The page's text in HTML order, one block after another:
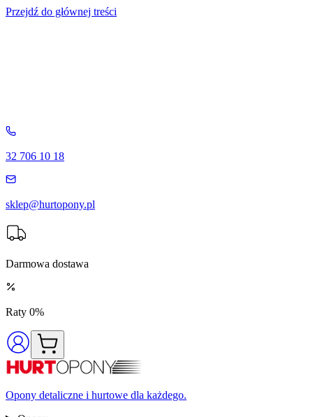
Przejdź do głównej treści
32 706 10 18
sklep@hurtopony.pl
Darmowa dostawa
Raty 0%
Opony detaliczne i hurtowe dla każdego.